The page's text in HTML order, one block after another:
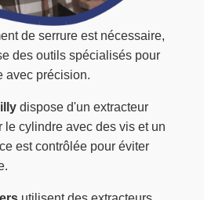
de serrure est nécessaire,
des outils spécialisés pour
avec précision.
dispose d'un extracteur
le cylindre avec des vis et un
est contrôlée pour éviter